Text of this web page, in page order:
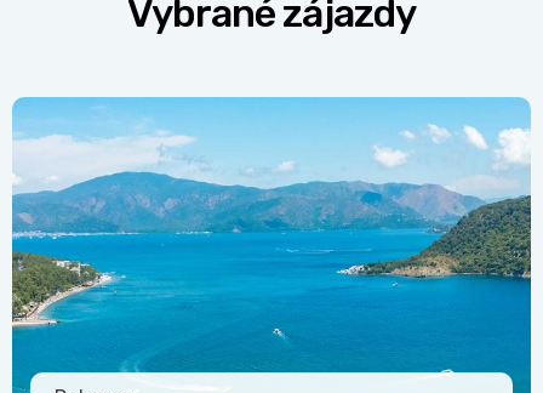
Vybrané zájazdy